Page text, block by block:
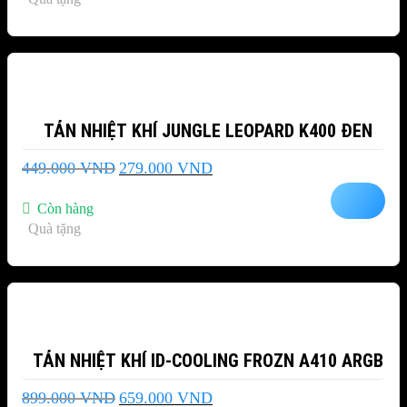
TẢN NHIỆT KHÍ JUNGLE LEOPARD K400 ĐEN
449.000VND Giá
279.000 VNDGiá
Còn hàng
Quà tặng
TẢN NHIỆT KHÍ ID-COOLING FROZN A410 ARGB
899.000VND Giá
659.000 VNDGiá